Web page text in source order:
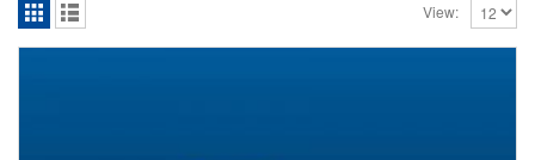
View: